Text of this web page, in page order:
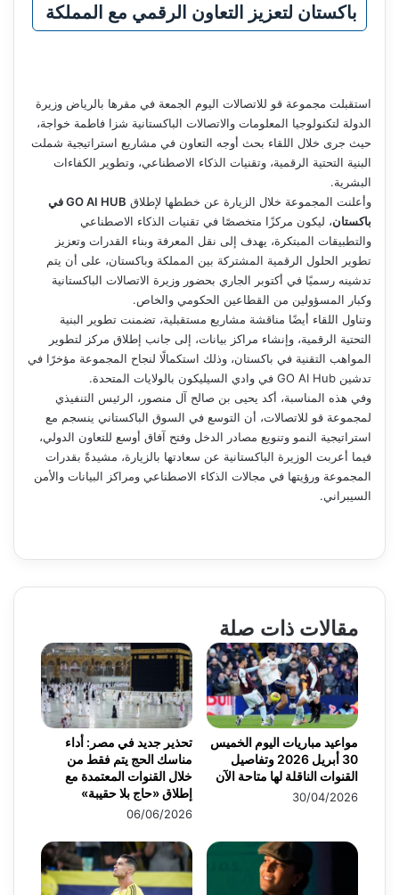
باكستان لتعزيز التعاون الرقمي مع المملكة
استقبلت مجموعة قو للاتصالات اليوم الجمعة في مقرها بالرياض وزيرة
الدولة لتكنولوجيا المعلومات والاتصالات الباكستانية شزا فاطمة خواجة،
حيث جرى خلال اللقاء بحث أوجه التعاون في مشاريع استراتيجية شملت
البنية التحتية الرقمية، وتقنيات الذكاء الاصطناعي، وتطوير الكفاءات
البشرية.
وأعلنت المجموعة خلال الزيارة عن خططها لإطلاق
GO AI HUB في
باكستان، ليكون مركزًا متخصصًا في تقنيات الذكاء الاصطناعي
والتطبيقات المبتكرة، يهدف إلى نقل المعرفة وبناء القدرات وتعزيز
تطوير الحلول الرقمية المشتركة بين المملكة وباكستان، على أن يتم
تدشينه رسميًا في أكتوبر الجاري بحضور وزيرة الاتصالات الباكستانية
وكبار المسؤولين من القطاعين الحكومي والخاص.
وتناول اللقاء أيضًا مناقشة مشاريع مستقبلية، تضمنت تطوير البنية
التحتية الرقمية، وإنشاء مراكز بيانات، إلى جانب إطلاق مركز لتطوير
المواهب التقنية في باكستان، وذلك استكمالًا لنجاح المجموعة مؤخرًا في
تدشين GO AI Hub في وادي السيليكون بالولايات المتحدة.
وفي هذه المناسبة، أكد يحيى بن صالح آل منصور، الرئيس التنفيذي
لمجموعة قو للاتصالات، أن التوسع في السوق الباكستاني ينسجم مع
استراتيجية النمو وتنويع مصادر الدخل وفتح آفاق أوسع للتعاون الدولي،
فيما أعربت الوزيرة الباكستانية عن سعادتها بالزيارة، مشيدةً بقدرات
المجموعة ورؤيتها في مجالات الذكاء الاصطناعي ومراكز البيانات والأمن
السيبراني.
مقالات ذات صلة
تحذير جديد في مصر: أداء
مناسك الحج يتم فقط من
خلال القنوات المعتمدة مع
إطلاق «حاج بلا حقيبة»
06/06/2026
مواعيد مباريات اليوم الخميس
30 أبريل 2026 وتفاصيل
القنوات الناقلة لها متاحة الآن
30/04/2026